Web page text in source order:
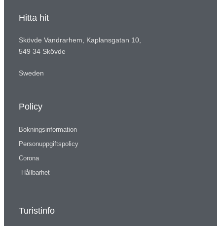
Hitta hit
Skövde Vandrarhem, Kaplansgatan 10,
549 34 Skövde
Sweden
Policy
Bokningsinformation
Personuppgiftspolicy
Corona
Hållbarhet
Turistinfo